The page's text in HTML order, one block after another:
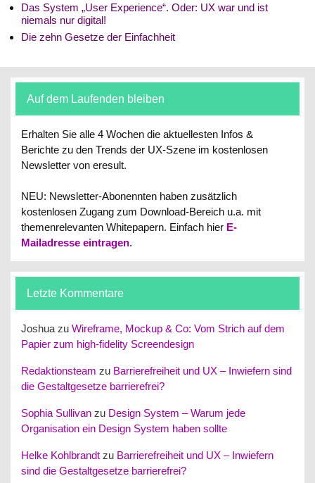
Das System „User Experience“. Oder: UX war und ist
niemals nur digital!
Die zehn Gesetze der Einfachheit
Auf dem Laufenden bleiben
Erhalten Sie alle 4 Wochen die aktuellesten Infos &
Berichte zu den Trends der UX-Szene im kostenlosen
Newsletter von eresult.
NEU: Newsletter-Abonennten haben zusätzlich
kostenlosen Zugang zum Download-Bereich u.a. mit
themenrelevanten Whitepapern. Einfach hier E-
Mailadresse eintragen.
Letzte Kommentare
Joshua zuWireframe, Mockup & Co: Vom Strich auf dem
Papier zum high-fidelity Screendesign
Redaktionsteam zu Barrierefreiheit und UX – Inwiefern sind
die Gestaltgesetze barrierefrei?
Sophia Sullivan zu Design System – Warum jede
Organisation ein Design System haben sollte
Helke Kohlbrandt zu Barrierefreiheit und UX – Inwiefern
sind die Gestaltgesetze barrierefrei?